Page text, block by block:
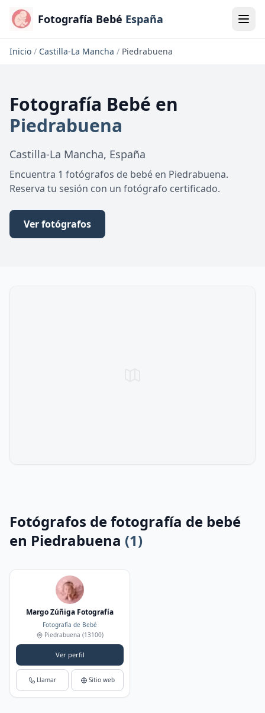
Fotografía Bebé España
Inicio / Castilla-La Mancha / Piedrabuena
Fotografía Bebé en
Piedrabuena
Castilla-La Mancha, España
Encuentra 1 fotógrafos de bebé en Piedrabuena.
Reserva tu sesión con un fotógrafo certificado.
Ver fotógrafos
Fotógrafos de fotografía de bebé
en Piedrabuena (1)
Margo Zúñiga Fotografía
Fotografía de Bebé
Piedrabuena (13100)
Ver perfil
Llamar Sitio web